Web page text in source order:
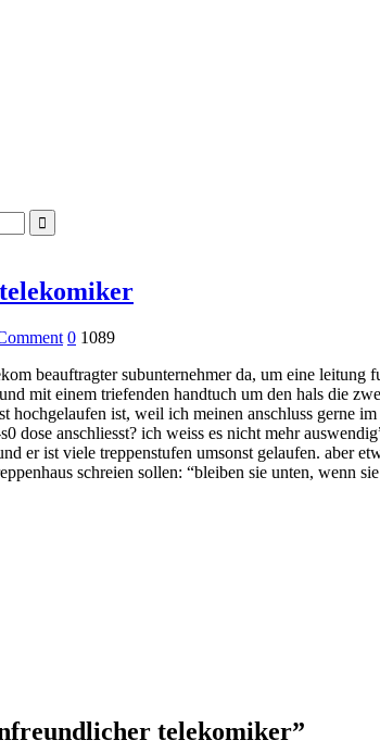
on
telekomiker
0 1089
beauftragter subunternehmer da, um eine leitung
mit einem triefenden handtuch um den hals die
hochgelaufen ist, weil ich meinen anschluss gerne
dose anschliesst? ich weiss es nicht mehr
er ist viele treppenstufen umsonst gelaufen. aber
schreien sollen: “bleiben sie unten, wenn
telekomiker”